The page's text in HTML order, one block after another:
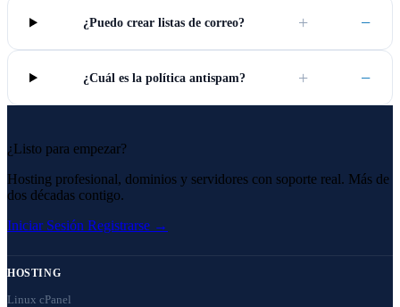
¿Puedo crear listas de correo? + −
¿Cuál es la política antispam? + −
¿Listo para empezar?
Hosting profesional, dominios y servidores con soporte real. Más de
dos décadas contigo.
Iniciar Sesión Registrarse →
HOSTING
Linux cPanel